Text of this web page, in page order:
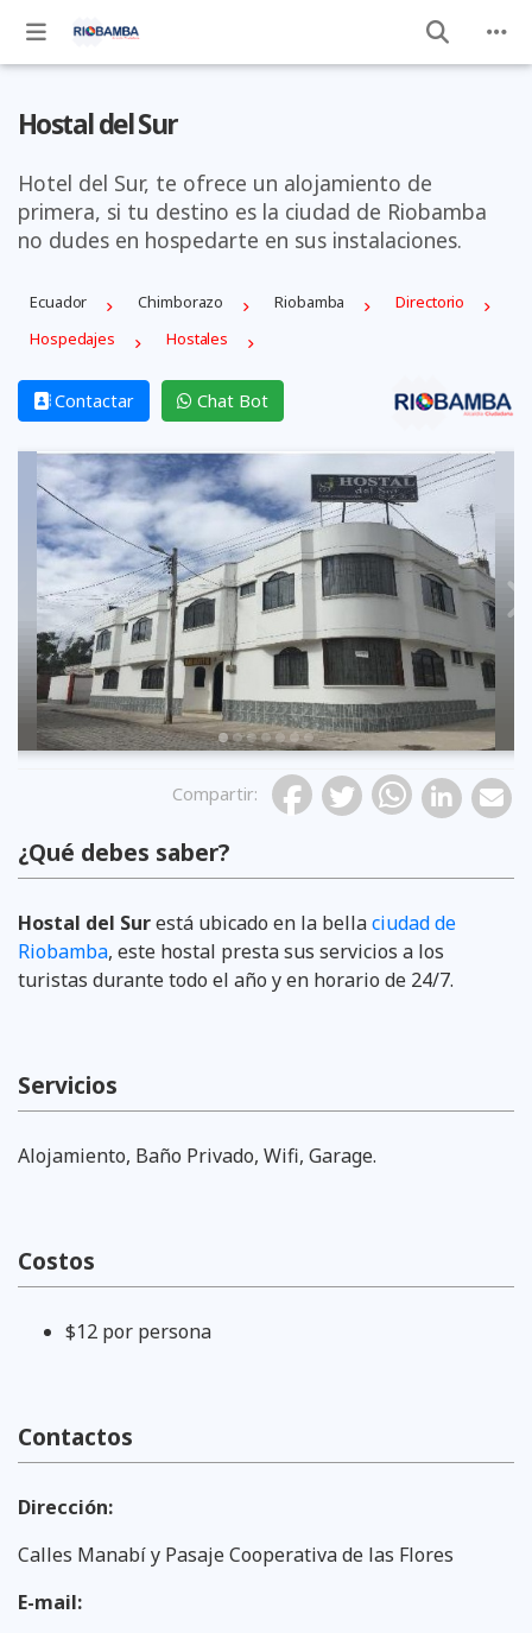
Hostal del Sur
Hotel del Sur, te ofrece un alojamiento de
primera, si tu destino es la ciudad de Riobamba
no dudes en hospedarte en sus instalaciones.
Ecuador Chimborazo Riobamba
Directorio
Hospedajes
Hostales
Contactar Chat Bot
Previous
Compartir:
¿Qué debes saber?
Hostal del Surestá ubicado en la bellaciudad de
Riobamba, este hostal presta sus servicios a los
turistas durante todo el año y en horario de 24/7.
Servicios
Alojamiento, Baño Privado, Wifi, Garage.
Costos
$12 por persona
Contactos
Dirección:
Calles Manabí y Pasaje Cooperativa de las Flores
E-mail: